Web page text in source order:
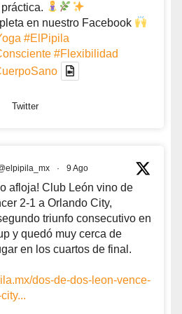
en nuestro Facebook
#ElPipila
#Flexibilidad
Twitter
· 9 Ago
afloja! Club León vino de
2-1 a Orlando City,
triunfo consecutivo en
y quedó muy cerca de
en los cuartos de final.
dos-de-dos-leon-vence-